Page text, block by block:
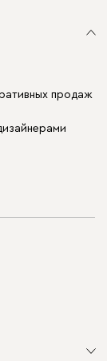
продаж